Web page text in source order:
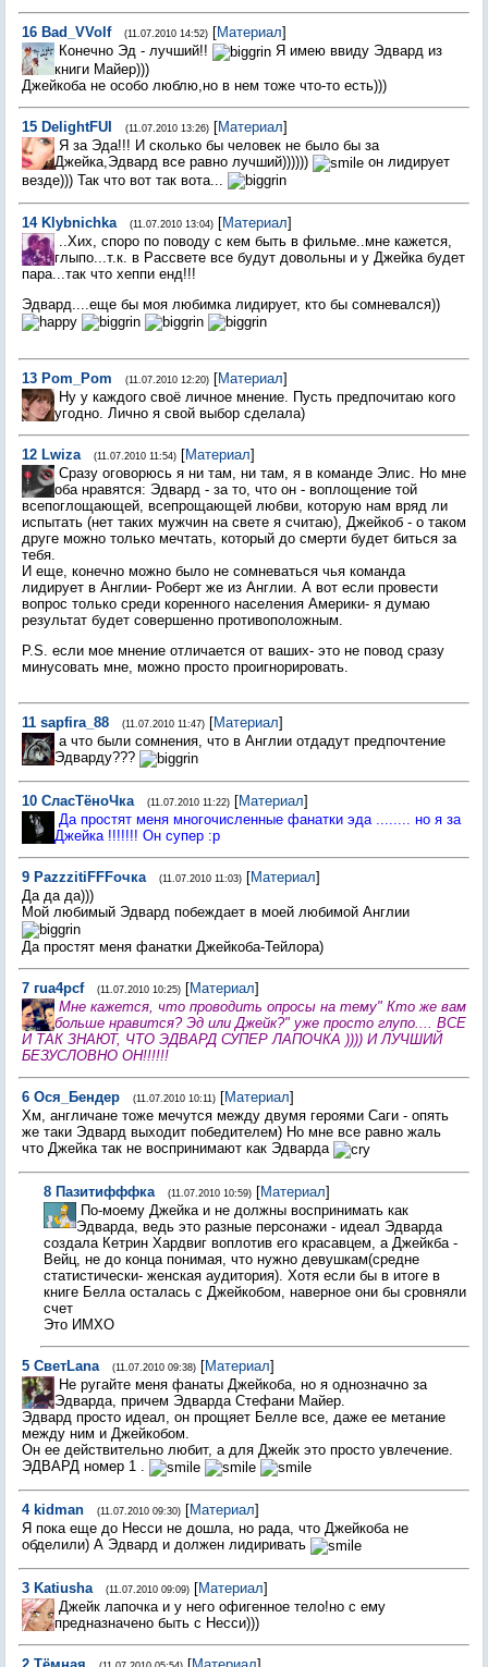
16 Bad_VVolf (11.07.2010 14:52) [Материал]
Конечно Эд - лучший!!
Я имею ввиду Эдвард из
книги Майер)))
Джейкоба не особо люблю,но в нем тоже что-то есть)))
15 DelightFUI (11.07.2010 13:26) [Материал]
Я за Эда!!! И сколько бы человек не было бы за
Джейка,Эдвард все равно лучший))))))
он лидирует
везде))) Так что вот так вота...
14 Klybnichka (11.07.2010 13:04) [Материал]
..Хих, споро по поводу с кем быть в фильме..мне кажется,
глыпо...т.к. в Рассвете все будут довольны и у Джейка будет
пара...так что хеппи енд!!!
Эдвард....еще бы моя любимка лидирует, кто бы сомневался))
13 Pom_Pom (11.07.2010 12:20) [Материал]
Ну у каждого своё личное мнение. Пусть предпочитаю кого
угодно. Лично я свой выбор сделала)
12 Lwiza (11.07.2010 11:54) [Материал]
Сразу оговорюсь я ни там, ни там, я в команде Элис. Но мне
оба нравятся: Эдвард - за то, что он - воплощение той
всепоглощающей, всепрощающей любви, которую нам вряд ли
испытать (нет таких мужчин на свете я считаю), Джейкоб - о таком
друге можно только мечтать, который до смерти будет биться за
тебя.
И еще, конечно можно было не сомневаться чья команда
лидирует в Англии- Роберт же из Англии. А вот если провести
вопрос только среди коренного населения Америки- я думаю
результат будет совершенно противоположным.
P.S. если мое мнение отличается от ваших- это не повод сразу
минусовать мне, можно просто проигнорировать.
11 sapfira_88 (11.07.2010 11:47) [Материал]
а что были сомнения, что в Англии отдадут предпочтение
Эдварду???
10 СласТёноЧка (11.07.2010 11:22) [Материал]
Да простят меня многочисленные фанатки эда ........ но я за
Джейка !!!!!!! Он супер :p
9 PazzzitiFFFочка (11.07.2010 11:03) [Материал]
Да да да)))
Мой любимый Эдвард побеждает в моей любимой Англии
Да простят меня фанатки Джейкоба-Тейлора)
7 гua4pcf (11.07.2010 10:25) [Материал]
Мне кажется, что проводить опросы на тему" Кто же вам
больше нравится? Эд или Джейк?" уже просто глупо.... ВСЕ
И ТАК ЗНАЮТ, ЧТО ЭДВАРД СУПЕР ЛАПОЧКА )))) И ЛУЧШИЙ
БЕЗУСЛОВНО ОН!!!!!!
6 Ося_Бендер (11.07.2010 10:11) [Материал]
Хм, англичане тоже мечутся между двумя героями Саги - опять
же таки Эдвард выходит победителем) Но мне все равно жаль
что Джейка так не воспринимают как Эдварда
8 Пазитифффка (11.07.2010 10:59) [Материал]
По-моему Джейка и не должны воспринимать как
Эдварда, ведь это разные персонажи - идеал Эдварда
создала Кетрин Хардвиг воплотив его красавцем, а Джейкба -
Вейц, не до конца понимая, что нужно девушкам(средне
статистически- женская аудитория). Хотя если бы в итоге в
книге Белла осталась с Джейкобом, наверное они бы сровняли
счет
Это ИМХО
5 СветLana (11.07.2010 09:38) [Материал]
Не ругайте меня фанаты Джейкоба, но я однозначно за
Эдварда, причем Эдварда Стефани Майер.
Эдвард просто идеал, он прощяет Белле все, даже ее метание
между ним и Джейкобом.
Он ее действительно любит, а для Джейк это просто увлечение.
ЭДВАРД номер 1 .
4 kidman (11.07.2010 09:30) [Материал]
Я пока еще до Несси не дошла, но рада, что Джейкоба не
обделили) А Эдвард и должен лидиривать
3 Katiusha (11.07.2010 09:09) [Материал]
Джейк лапочка и у него офигенное тело!но с ему
предназначено быть с Несси)))